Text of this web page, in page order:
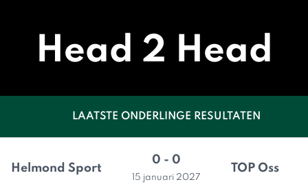
Head 2 Head
LAATSTE ONDERLINGE RESULTATEN
Helmond Sport
0 - 0
15 januari 2027
TOP Oss